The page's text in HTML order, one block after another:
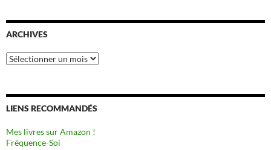
ARCHIVES
Archives
LIENS RECOMMANDÉS
Mes livres sur Amazon !
Fréquence-Soi